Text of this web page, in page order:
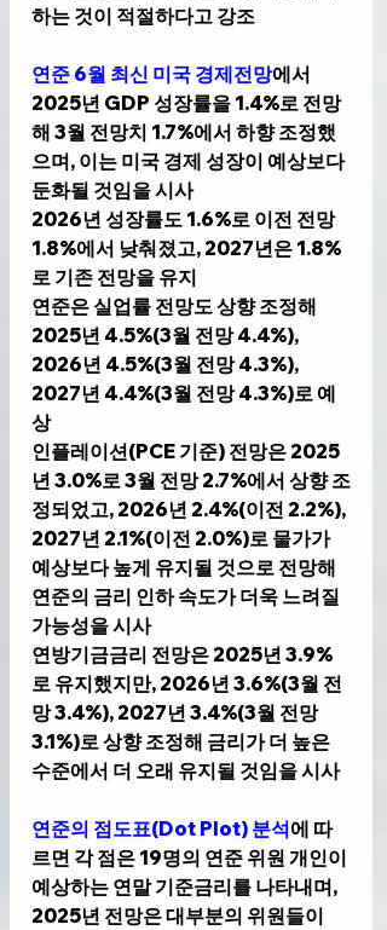
하는 것이 적절하다고 강조
연준 6월 최신 미국 경제전망에서
2025년 GDP 성장률을 1.4%로 전망
해 3월 전망치 1.7%에서 하향 조정했
으며, 이는 미국 경제 성장이 예상보다
둔화될 것임을 시사
2026년 성장률도 1.6%로 이전 전망
1.8%에서 낮춰졌고, 2027년은 1.8%
로 기존 전망을 유지
연준은 실업률 전망도 상향 조정해
2025년 4.5%(3월 전망 4.4%),
2026년 4.5%(3월 전망 4.3%),
2027년 4.4%(3월 전망 4.3%)로 예
상
인플레이션(PCE 기준) 전망은 2025
년 3.0%로 3월 전망 2.7%에서 상향 조
정되었고, 2026년 2.4%(이전 2.2%),
2027년 2.1%(이전 2.0%)로 물가가
예상보다 높게 유지될 것으로 전망해
연준의 금리 인하 속도가 더욱 느려질
가능성을 시사
연방기금금리 전망은 2025년 3.9%
로 유지했지만, 2026년 3.6%(3월 전
망 3.4%), 2027년 3.4%(3월 전망
3.1%)로 상향 조정해 금리가 더 높은
수준에서 더 오래 유지될 것임을 시사
연준의 점도표(Dot Plot) 분석에 따
르면 각 점은 19명의 연준 위원 개인이
예상하는 연말 기준금리를 나타내며,
2025년 전망은 대부분의 위원들이